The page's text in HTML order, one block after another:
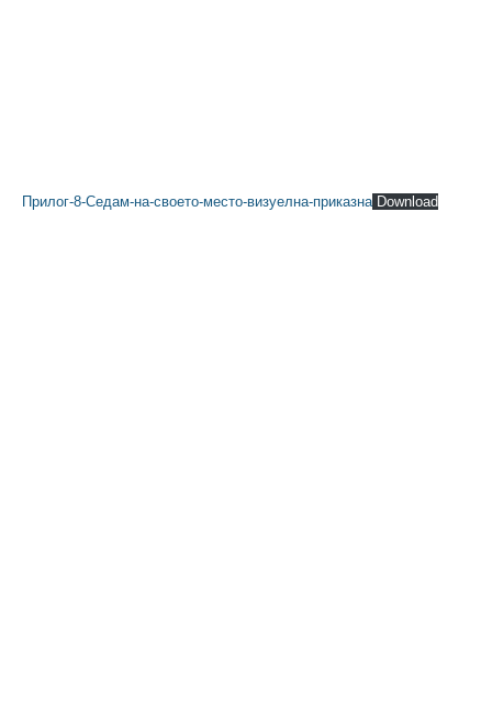
Прилог-8-Седам-на-своето-место-визуелна-приказна Download